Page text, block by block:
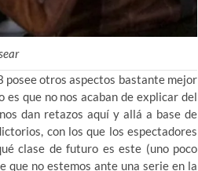
posee otros aspectos bastante mejor
que no nos acaban de explicar del
dan retazos aquí y allá a base de
con los que los espectadores
clase de futuro es este (uno poco
que no estemos ante una serie en la